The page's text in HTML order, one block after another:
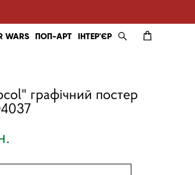
WARS ПОП-АРТ ІНТЕР'ЄР
графічний постер